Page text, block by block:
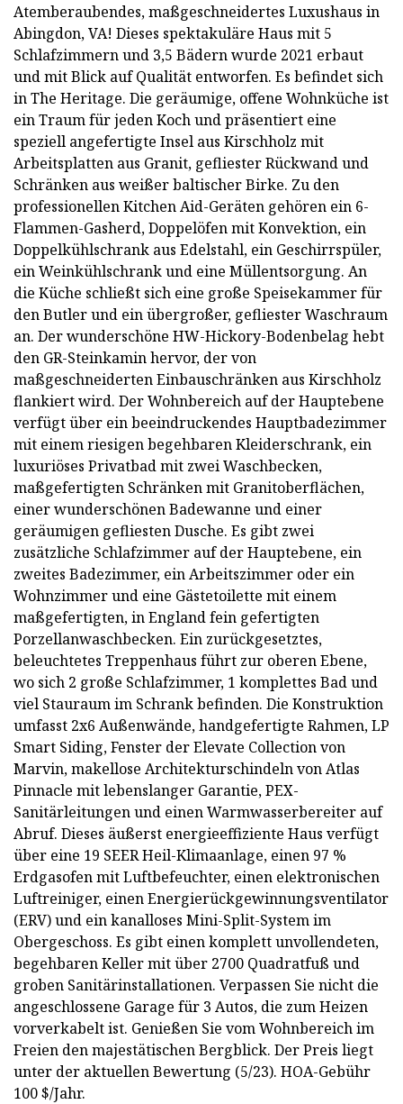
Atemberaubendes, maßgeschneidertes Luxushaus in
Abingdon, VA! Dieses spektakuläre Haus mit 5
Schlafzimmern und 3,5 Bädern wurde 2021 erbaut
und mit Blick auf Qualität entworfen. Es befindet sich
in The Heritage. Die geräumige, offene Wohnküche ist
ein Traum für jeden Koch und präsentiert eine
speziell angefertigte Insel aus Kirschholz mit
Arbeitsplatten aus Granit, gefliester Rückwand und
Schränken aus weißer baltischer Birke. Zu den
professionellen Kitchen Aid-Geräten gehören ein 6-
Flammen-Gasherd, Doppelöfen mit Konvektion, ein
Doppelkühlschrank aus Edelstahl, ein Geschirrspüler,
ein Weinkühlschrank und eine Müllentsorgung. An
die Küche schließt sich eine große Speisekammer für
den Butler und ein übergroßer, gefliester Waschraum
an. Der wunderschöne HW-Hickory-Bodenbelag hebt
den GR-Steinkamin hervor, der von
maßgeschneiderten Einbauschränken aus Kirschholz
flankiert wird. Der Wohnbereich auf der Hauptebene
verfügt über ein beeindruckendes Hauptbadezimmer
mit einem riesigen begehbaren Kleiderschrank, ein
luxuriöses Privatbad mit zwei Waschbecken,
maßgefertigten Schränken mit Granitoberflächen,
einer wunderschönen Badewanne und einer
geräumigen gefliesten Dusche. Es gibt zwei
zusätzliche Schlafzimmer auf der Hauptebene, ein
zweites Badezimmer, ein Arbeitszimmer oder ein
Wohnzimmer und eine Gästetoilette mit einem
maßgefertigten, in England fein gefertigten
Porzellanwaschbecken. Ein zurückgesetztes,
beleuchtetes Treppenhaus führt zur oberen Ebene,
wo sich 2 große Schlafzimmer, 1 komplettes Bad und
viel Stauraum im Schrank befinden. Die Konstruktion
umfasst 2x6 Außenwände, handgefertigte Rahmen, LP
Smart Siding, Fenster der Elevate Collection von
Marvin, makellose Architekturschindeln von Atlas
Pinnacle mit lebenslanger Garantie, PEX-
Sanitärleitungen und einen Warmwasserbereiter auf
Abruf. Dieses äußerst energieeffiziente Haus verfügt
über eine 19 SEER Heil-Klimaanlage, einen 97 %
Erdgasofen mit Luftbefeuchter, einen elektronischen
Luftreiniger, einen Energierückgewinnungsventilator
(ERV) und ein kanalloses Mini-Split-System im
Obergeschoss. Es gibt einen komplett unvollendeten,
begehbaren Keller mit über 2700 Quadratfuß und
groben Sanitärinstallationen. Verpassen Sie nicht die
angeschlossene Garage für 3 Autos, die zum Heizen
vorverkabelt ist. Genießen Sie vom Wohnbereich im
Freien den majestätischen Bergblick. Der Preis liegt
unter der aktuellen Bewertung (5/23). HOA-Gebühr
100 $/Jahr.